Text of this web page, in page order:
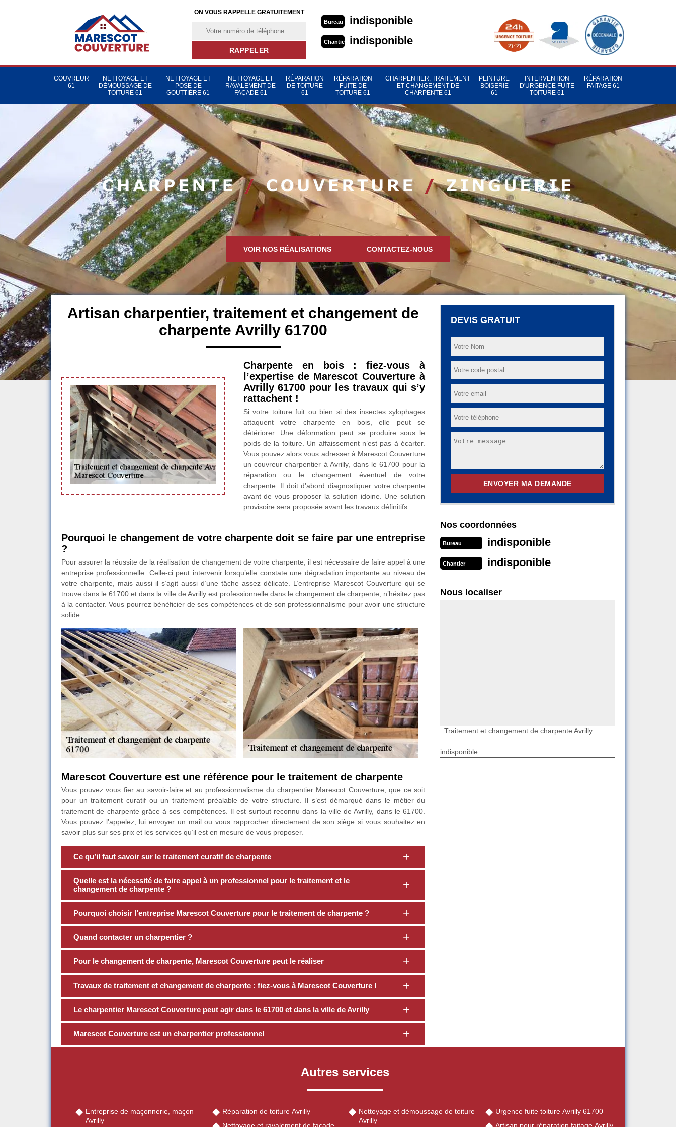
ON VOUS RAPPELLE GRATUITEMENT
Bureau indisponible
Chantier indisponible
COUVREUR
61
NETTOYAGE ET
DÉMOUSSAGE DE
TOITURE 61
NETTOYAGE ET
POSE DE
GOUTTIÈRE 61
NETTOYAGE ET
RAVALEMENT DE
FAÇADE 61
RÉPARATION
DE TOITURE
61
RÉPARATION
FUITE DE
TOITURE 61
CHARPENTIER, TRAITEMENT
ET CHANGEMENT DE
CHARPENTE 61
PEINTURE
BOISERIE
61
INTERVENTION
D'URGENCE FUITE
TOITURE 61
RÉPARATION
FAITAGE 61
VOIR NOS RÉALISATIONS CONTACTEZ-NOUS
Artisan charpentier, traitement et changement de
charpente Avrilly 61700
Charpente en bois : fiez-vous à
l’expertise de Marescot Couverture à
Avrilly 61700 pour les travaux qui s’y
rattachent !
Si votre toiture fuit ou bien si des insectes xylophages
attaquent votre charpente en bois, elle peut se
détériorer. Une déformation peut se produire sous le
poids de la toiture. Un affaissement n’est pas à écarter.
Vous pouvez alors vous adresser à Marescot Couverture
un couvreur charpentier à Avrilly, dans le 61700 pour la
réparation ou le changement éventuel de votre
charpente. Il doit d’abord diagnostiquer votre charpente
avant de vous proposer la solution idoine. Une solution
provisoire sera proposée avant les travaux définitifs.
Pourquoi le changement de votre charpente doit se faire par une entreprise
?
Pour assurer la réussite de la réalisation de changement de votre charpente, il est nécessaire de faire appel à une
entreprise professionnelle. Celle-ci peut intervenir lorsqu’elle constate une dégradation importante au niveau de
votre charpente, mais aussi il s’agit aussi d’une tâche assez délicate. L’entreprise Marescot Couverture qui se
trouve dans le 61700 et dans la ville de Avrilly est professionnelle dans le changement de charpente, n’hésitez pas
à la contacter. Vous pourrez bénéficier de ses compétences et de son professionnalisme pour avoir une structure
solide.
Marescot Couverture est une référence pour le traitement de charpente
Vous pouvez vous fier au savoir-faire et au professionnalisme du charpentier Marescot Couverture, que ce soit
pour un traitement curatif ou un traitement préalable de votre structure. Il s’est démarqué dans le métier du
traitement de charpente grâce à ses compétences. Il est surtout reconnu dans la ville de Avrilly, dans le 61700.
Vous pouvez l’appelez, lui envoyer un mail ou vous rapprocher directement de son siège si vous souhaitez en
savoir plus sur ses prix et les services qu’il est en mesure de vous proposer.
Ce qu’il faut savoir sur le traitement curatif de charpente
Quelle est la nécessité de faire appel à un professionnel pour le traitement et le
changement de charpente ?
Pourquoi choisir l’entreprise Marescot Couverture pour le traitement de charpente ?
Quand contacter un charpentier ?
Pour le changement de charpente, Marescot Couverture peut le réaliser
Travaux de traitement et changement de charpente : fiez-vous à Marescot Couverture !
Le charpentier Marescot Couverture peut agir dans le 61700 et dans la ville de Avrilly
Marescot Couverture est un charpentier professionnel
DEVIS GRATUIT
Nos coordonnées
Bureau indisponible
Chantier indisponible
Nous localiser
Traitement et changement de charpente Avrilly
indisponible
Autres services
Entreprise de maçonnerie, maçon
Avrilly
Réparation de toiture Avrilly
Nettoyage et démoussage de toiture
Avrilly
Urgence fuite toiture Avrilly 61700